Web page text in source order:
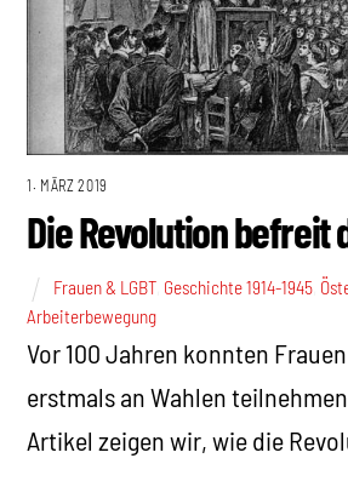
1. MÄRZ 2019
Die Revolution befreit
Frauen & LGBT Geschichte 1914-1945
Arbeiterbewegung
Vor 100 Jahren konnten
erstmals an Wahlen
Artikel zeigen wir, wie die